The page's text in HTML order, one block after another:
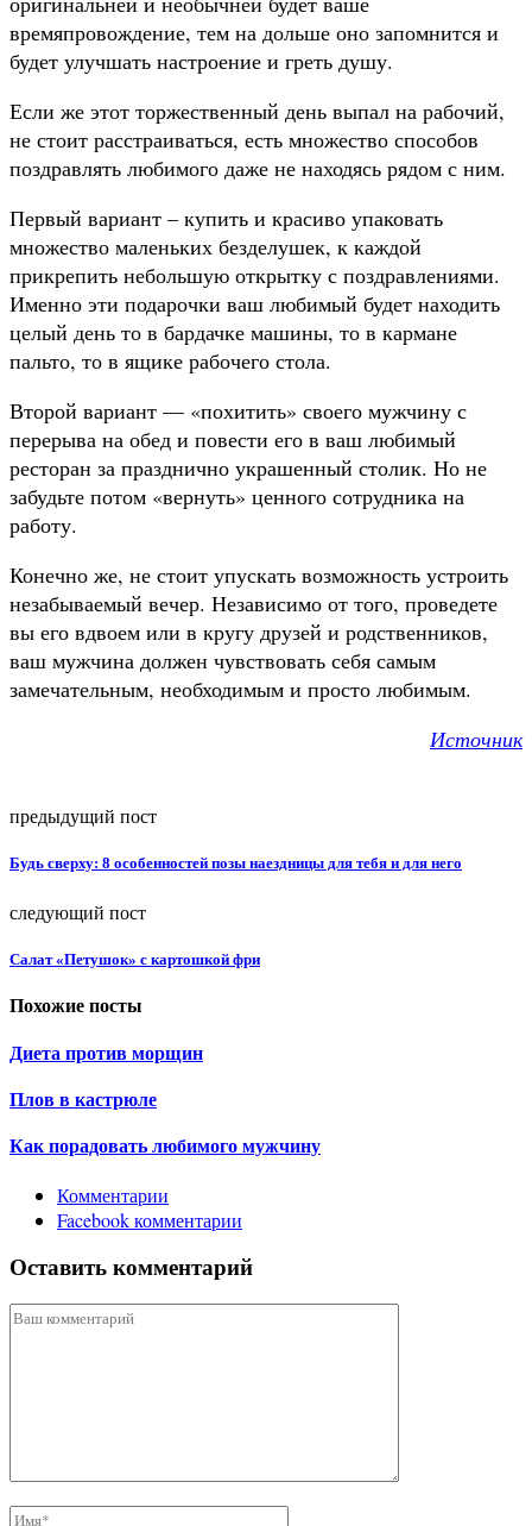
времяпровождение, тем на дольше оно запомнится и
будет улучшать настроение и греть душу.
Если же этот торжественный день выпал на рабочий,
не стоит расстраиваться, есть множество способов
поздравлять любимого даже не находясь рядом с ним.
Первый вариант – купить и красиво упаковать
множество маленьких безделушек, к каждой
прикрепить небольшую открытку с поздравлениями.
Именно эти подарочки ваш любимый будет находить
целый день то в бардачке машины, то в кармане
пальто, то в ящике рабочего стола.
Второй вариант — «похитить» своего мужчину с
перерыва на обед и повести его в ваш любимый
ресторан за празднично украшенный столик. Но не
забудьте потом «вернуть» ценного сотрудника на
работу.
Конечно же, не стоит упускать возможность устроить
незабываемый вечер. Независимо от того, проведете
вы его вдвоем или в кругу друзей и родственников,
ваш мужчина должен чувствовать себя самым
замечательным, необходимым и просто любимым.
Источник
предыдущий пост
Будь сверху: 8 особенностей позы наездницы для тебя и для него
следующий пост
Салат «Петушок» с картошкой фри
Похожие посты
Диета против морщин
Плов в кастрюле
Как порадовать любимого мужчину
Комментарии
Facebook комментарии
Оставить комментарий